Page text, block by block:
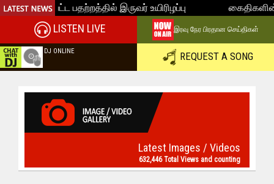
LISTEN LIVE இரவு நேர பிரதான செய்திகள்
DJ ONLINE REQUEST A SONG
Latest Images / Videos
632,446 Total Views and counting